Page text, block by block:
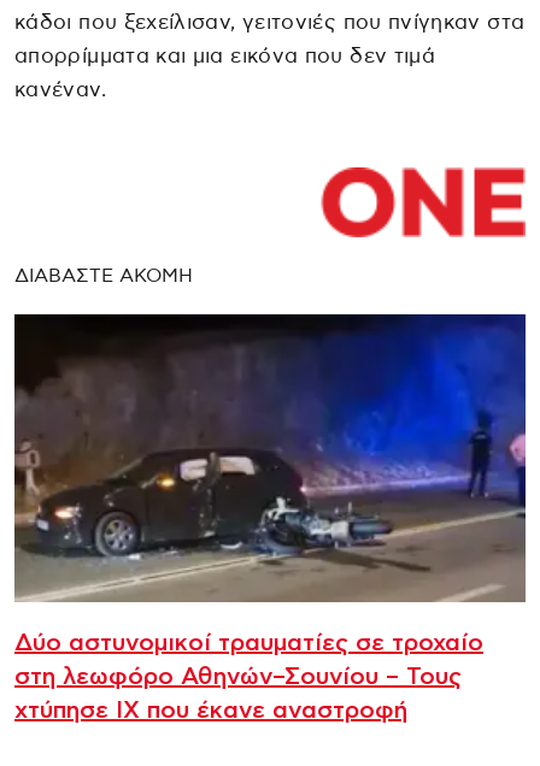
κάδοι που ξεχείλισαν, γειτονιές που πνίγηκαν στα
απορρίμματα και μια εικόνα που δεν τιμά
κανέναν.
ΔΙΑΒΑΣΤΕ ΑΚΟΜΗ
Δύο αστυνομικοί τραυματίες σε τροχαίο
στη λεωφόρο Αθηνών–Σουνίου – Τους
χτύπησε ΙΧ που έκανε αναστροφή